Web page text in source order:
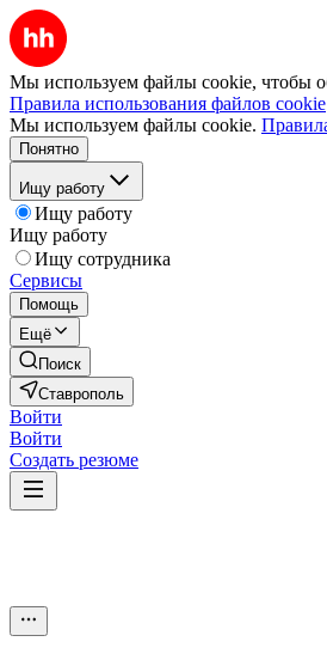
Мы используем файлы cookie, чтобы
Правила использования файлов cookie
Мы используем файлы cookie.
Понятно
Ищу работу
Ищу работу
Ищу работу
Ищу сотрудника
Сервисы
Помощь
Ещё
Поиск
Ставрополь
Войти
Войти
Создать резюме